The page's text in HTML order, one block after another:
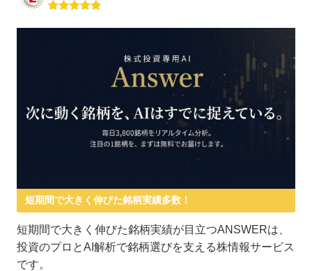
短期間で大きく伸びた銘柄実績多数！
短期間で大きく伸びた銘柄実績が目立つANSWERは、
投資のプロとAI解析で銘柄選びを支える株情報サービス
です。